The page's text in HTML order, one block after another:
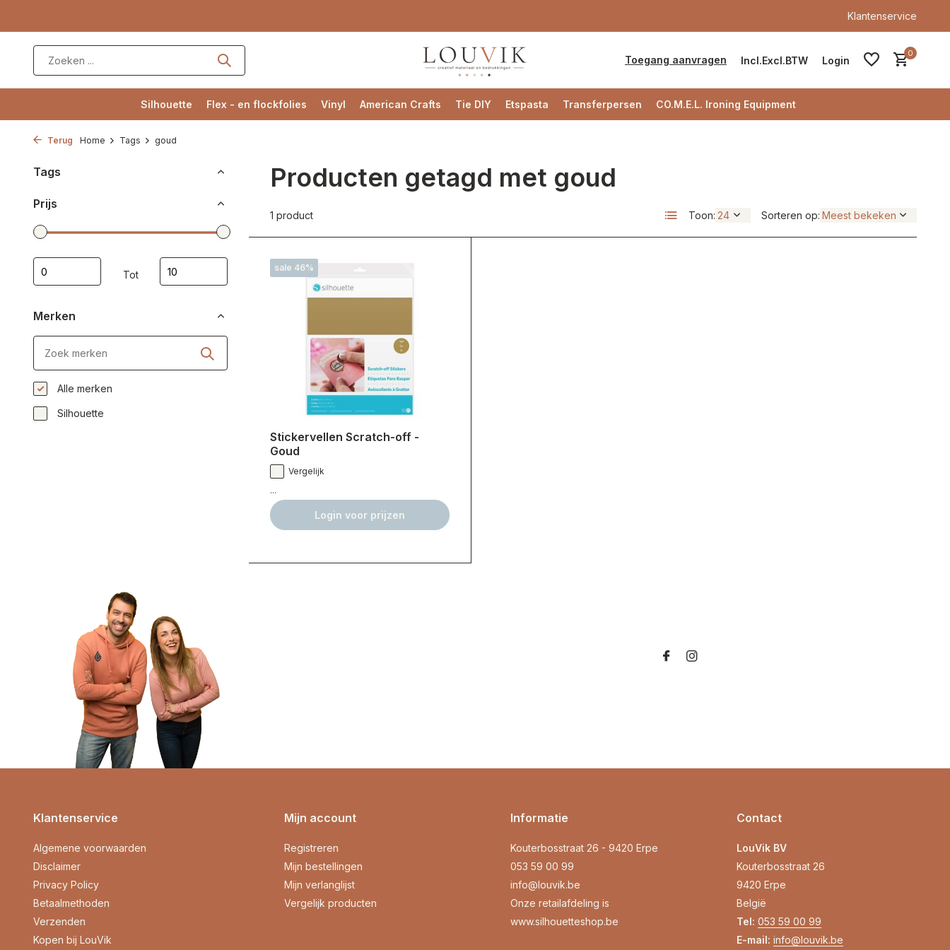
Klantenservice
Toegang aanvragen Incl.Excl.BTW Login
0
Silhouette Flex - en flockfolies Vinyl American Crafts Tie DIY Etspasta Transferpersen CO.M.E.L. Ironing Equipment
Terug Home Tags goud
Tags
Prijs
Tot
Merken
Alle merken
Silhouette
Producten getagd met goud
1 product Toon: Sorteren op:
sale 46%
Stickervellen Scratch-off -
Goud
Vergelijk
...
Login voor prijzen
Klantenservice
Algemene voorwaarden
Disclaimer
Privacy Policy
Betaalmethoden
Verzenden
Kopen bij LouVik
Mijn account
Registreren
Mijn bestellingen
Mijn verlanglijst
Vergelijk producten
Informatie
Kouterbosstraat 26 - 9420 Erpe
053 59 00 99
info@louvik.be
Onze retailafdeling is
www.silhouetteshop.be
Contact
LouVik BV
Kouterbosstraat 26
9420 Erpe
België
Tel: 053 59 00 99
E-mail: info@louvik.be